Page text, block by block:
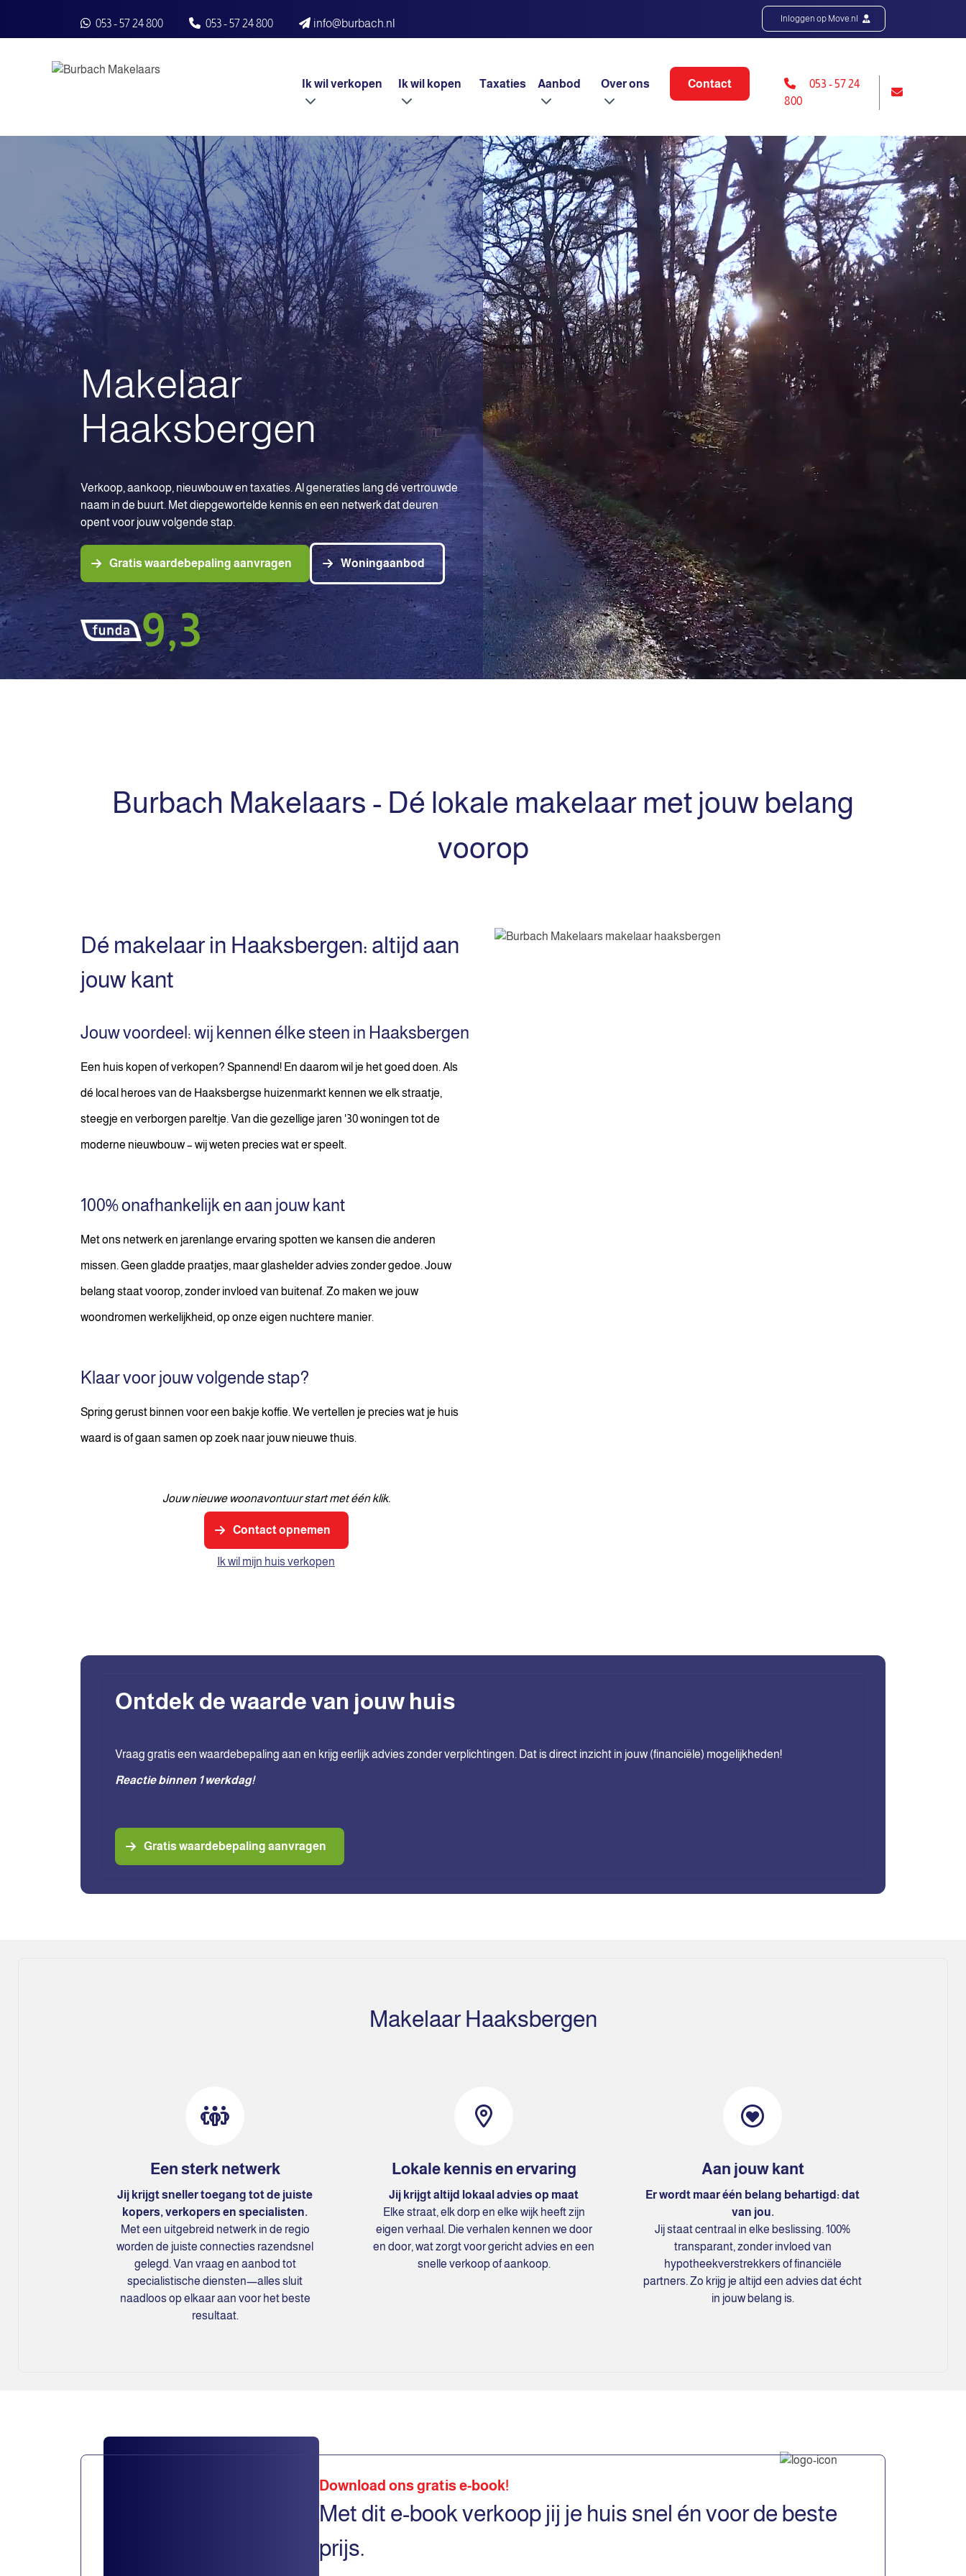
053 - 57 24 800
053 - 57 24 800 info@burbach.nl Inloggen op Move.nl
Ik wil verkopen Ik wil kopen Taxaties Aanbod Over ons Contact
053 - 57 24
800
Makelaar
Haaksbergen
Verkoop, aankoop, nieuwbouw en taxaties. Al generaties lang dé vertrouwde
naam in de buurt. Met diepgewortelde kennis en een netwerk dat deuren
opent voor jouw volgende stap.
Gratis waardebepaling aanvragen Woningaanbod
9,3
Burbach Makelaars - Dé lokale makelaar met jouw belang
voorop
Dé makelaar in Haaksbergen: altijd aan
jouw kant
Jouw voordeel: wij kennen élke steen in Haaksbergen
Een huis kopen of verkopen? Spannend! En daarom wil je het goed doen. Als
dé local heroes van de Haaksbergse huizenmarkt kennen we elk straatje,
steegje en verborgen pareltje. Van die gezellige jaren '30 woningen tot de
moderne nieuwbouw – wij weten precies wat er speelt.
100% onafhankelijk en aan jouw kant
Met ons netwerk en jarenlange ervaring spotten we kansen die anderen
missen. Geen gladde praatjes, maar glashelder advies zonder gedoe. Jouw
belang staat voorop, zonder invloed van buitenaf. Zo maken we jouw
woondromen werkelijkheid, op onze eigen nuchtere manier.
Klaar voor jouw volgende stap?
Spring gerust binnen voor een bakje koffie. We vertellen je precies wat je huis
waard is of gaan samen op zoek naar jouw nieuwe thuis.
Jouw nieuwe woonavontuur start met één klik.
Contact opnemen
Ik wil mijn huis verkopen
Ontdek de waarde van jouw huis
Vraag gratis een waardebepaling aan en krijg eerlijk advies zonder verplichtingen. Dat is direct inzicht in jouw (financiële) mogelijkheden!
Reactie binnen 1 werkdag!
Gratis waardebepaling aanvragen
Makelaar Haaksbergen
Een sterk netwerk
Jij krijgt sneller toegang tot de juiste
kopers, verkopers en specialisten.
Met een uitgebreid netwerk in de regio
worden de juiste connecties razendsnel
gelegd. Van vraag en aanbod tot
specialistische diensten—alles sluit
naadloos op elkaar aan voor het beste
resultaat.
Lokale kennis en ervaring
Jij krijgt altijd lokaal advies op maat
Elke straat, elk dorp en elke wijk heeft zijn
eigen verhaal. Die verhalen kennen we door
en door, wat zorgt voor gericht advies en een
snelle verkoop of aankoop.
Aan jouw kant
Er wordt maar één belang behartigd: dat
van jou.
Jij staat centraal in elke beslissing. 100%
transparant, zonder invloed van
hypotheekverstrekkers of financiële
partners. Zo krijg je altijd een advies dat écht
in jouw belang is.
Download ons gratis e-book!
Met dit e-book verkoop jij je huis snel én voor de beste
prijs.